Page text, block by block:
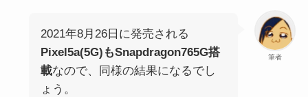
筆者
2021年8月26日に発売される
Pixel5a(5G)もSnapdragon765G搭
載なので、同様の結果になるでし
ょう。